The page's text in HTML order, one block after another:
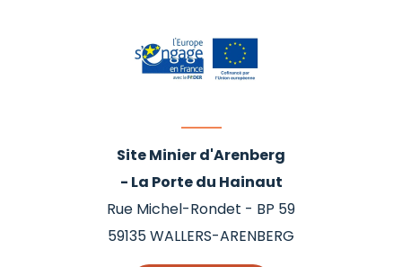
Site Minier d'Arenberg
- La Porte du Hainaut
Rue Michel-Rondet - BP 59
59135WALLERS-ARENBERG